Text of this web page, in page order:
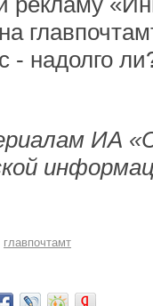
- надолго
ИА
главпочтамт